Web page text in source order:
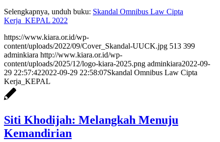
Selengkapnya, unduh buku: Skandal Omnibus Law Cipta
Kerja_KEPAL 2022
https://www.kiara.or.id/wp-
content/uploads/2022/09/Cover_Skandal-UUCK.jpg 513 399
adminkiara http://www.kiara.or.id/wp-
content/uploads/2025/12/logo-kiara-2025.png adminkiara2022-09-
29 22:57:422022-09-29 22:58:07Skandal Omnibus Law Cipta
Kerja_KEPAL
Siti Khodijah: Melangkah Menuju
Kemandirian